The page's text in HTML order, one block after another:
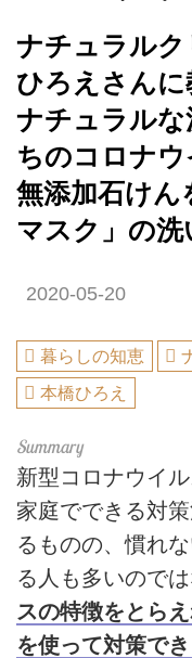
ナチュラルク
ひろえさんに
ナチュラルな
ちのコロナウ
無添加石けん
マスク」の洗
2020-05-20
暮らしの知恵
本橋ひろえ
新型コロナウイ
家庭でできる対
るものの、慣れ
る人も多いので
スの特徴をとら
を使って対策でき